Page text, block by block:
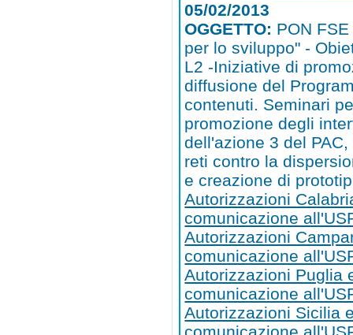
05/02/2013
OGGETTO: PON
per lo sviluppo" -
L2 -Iniziative di
diffusione del
contenuti. Seminari
promozione degli
dell'azione 3 del
reti contro la
e creazione di
Autorizzazioni
comunicazione
Autorizzazioni
comunicazione
Autorizzazioni Puglia
comunicazione
Autorizzazioni Sicilia